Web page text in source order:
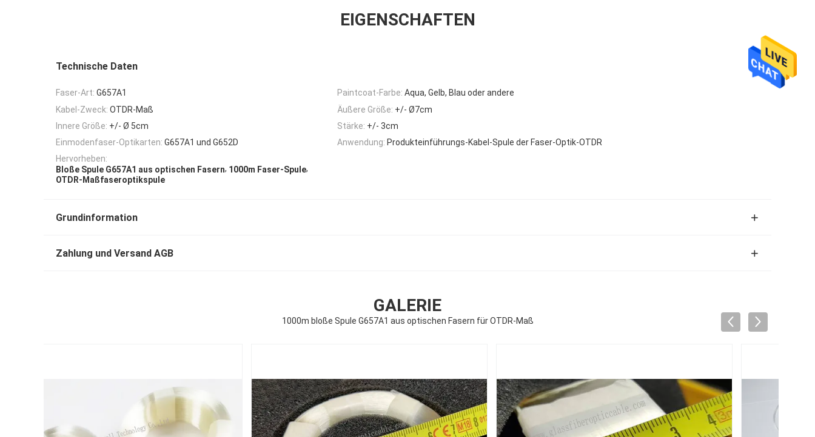
EIGENSCHAFTEN
Technische Daten
Faser-Art: G657A1 Paintcoat-Farbe: Aqua, Gelb, Blau oder andere
Kabel-Zweck: OTDR-Maß Äußere Größe: +/- Ø7cm
Innere Größe: +/- Ø 5cm Stärke: +/- 3cm
Einmodenfaser-Optikarten: G657A1 und G652D Anwendung: Produkteinführungs-Kabel-Spule der Faser-Optik-OTDR
Hervorheben:
Bloße Spule G657A1 aus optischen Fasern, 1000m Faser-Spule,
OTDR-Maßfaseroptikspule
Grundinformation
Zahlung und Versand AGB
GALERIE
1000m bloße Spule G657A1 aus optischen Fasern für OTDR-Maß